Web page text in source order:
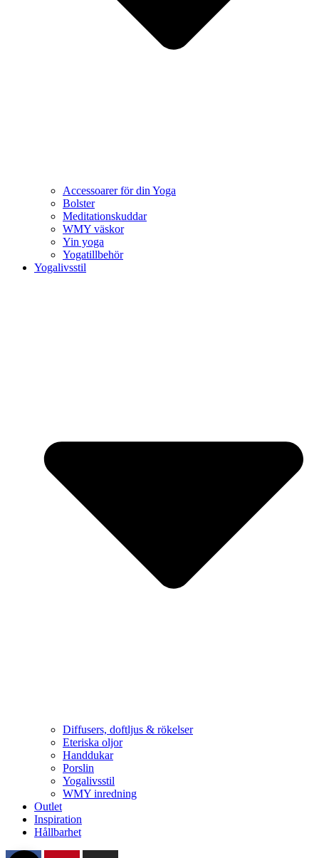
Accessoarer för din Yoga
Bolster
Meditationskuddar
WMY väskor
Yin yoga
Yogatillbehör
Yogalivsstil
Diffusers, doftljus & rökelser
Eteriska oljor
Handdukar
Porslin
Yogalivsstil
WMY inredning
Outlet
Inspiration
Hållbarhet